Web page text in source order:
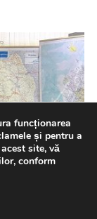
funcționarea
și pentru a
site, vă
conform